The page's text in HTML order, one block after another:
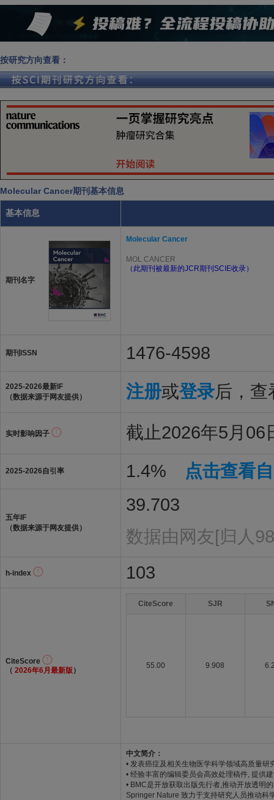
按研究方向查看：
Molecular Cancer期刊基本信息
基本信息
期刊名字
Molecular Cancer
MOL CANCER
（此期刊被最新的JCR期刊SCIE收录）
期刊ISSN 1476-4598
2025-2026最新IF
（数据来源于网友提供）
注册或登录后，查
实时影响因子 截止2026年5月06
2025-2026自引率 1.4% 点击查看
五年IF
（数据来源于网友提供）
39.703
数据由网友[归人
h-index 103
CiteScore
（ 2026年6月最新版 ）
CiteScore SJR
55.00 9.908
中文简介：
• 发表癌症及相关生物医学科学领域高质量
• 经验丰富的编辑委员会高效处理稿件, 提供
• BMC是开放获取出版先行者,推动开放透明
Springer Nature 致力于支持研究人员推动科